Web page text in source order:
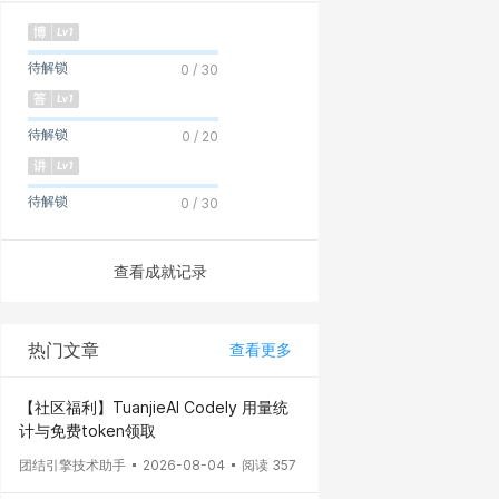
待解锁 0 / 30
待解锁 0 / 20
待解锁 0 / 30
查看成就记录
热门文章 查看更多
【社区福利】TuanjieAI Codely 用量统
计与免费token领取
团结引擎技术助手 2026-08-04 阅读 357